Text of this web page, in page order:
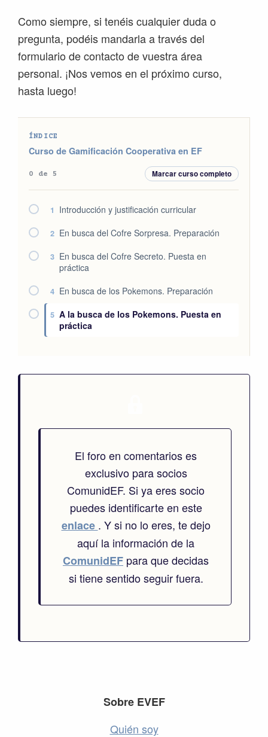
Como siempre, si tenéis cualquier duda o
pregunta, podéis mandarla a través del
formulario de contacto de vuestra área
personal. ¡Nos vemos en el próximo curso,
hasta luego!
ÍNDICE
Curso de Gamificación Cooperativa en EF
0 de 5 Marcar curso completo
1 Introducción y justificación curricular
2 En busca del Cofre Sorpresa. Preparación
3 En busca del Cofre Secreto. Puesta en
práctica
4 En busca de los Pokemons. Preparación
5 A la busca de los Pokemons. Puesta en
práctica
El foro en comentarios es
exclusivo para socios
ComunidEF. Si ya eres socio
puedes identificarte en este
enlace . Y si no lo eres, te dejo
aquí la información de la
ComunidEF para que decidas
si tiene sentido seguir fuera.
Sobre EVEF
Quién soy